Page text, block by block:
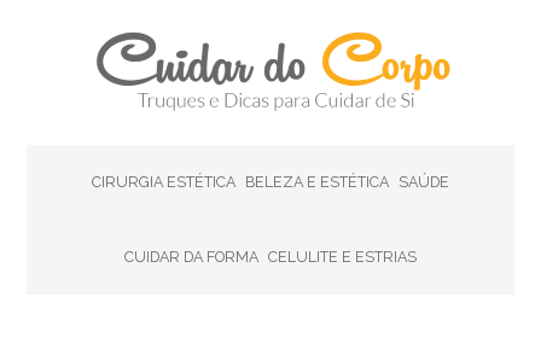
CIRURGIA ESTÉTICA BELEZA E ESTÉTICA SAÚDE
CUIDAR DA FORMA CELULITE E ESTRIAS